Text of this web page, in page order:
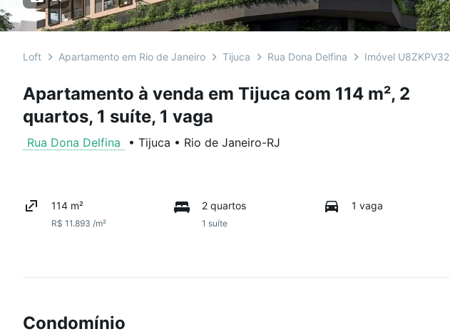
Loft Apartamento em Rio de Janeiro Tijuca Rua Dona Delfina Imóvel U8ZKPV32
Apartamento à venda em Tijuca com 114 m², 2
quartos, 1 suíte, 1 vaga
Rua Dona Delfina • Tijuca • Rio de Janeiro-RJ
114 m²
R$ 11.893 /m²
2 quartos
1 suíte
1 vaga
Condomínio